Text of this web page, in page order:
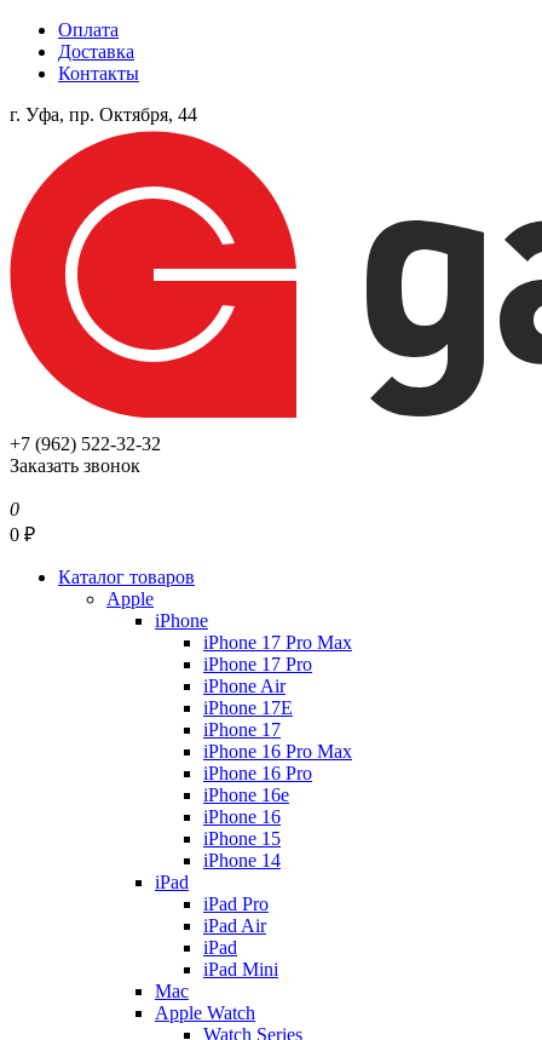
Оплата
Доставка
Контакты
г. Уфа, пр. Октября, 44
+7 (962) 522-32-32
Заказать звонок
0
0 ₽
Каталог товаров
Apple
iPhone
iPhone 17 Pro Max
iPhone 17 Pro
iPhone Air
iPhone 17E
iPhone 17
iPhone 16 Pro Max
iPhone 16 Pro
iPhone 16e
iPhone 16
iPhone 15
iPhone 14
iPad
iPad Pro
iPad Air
iPad
iPad Mini
Mac
Apple Watch
Watch Series